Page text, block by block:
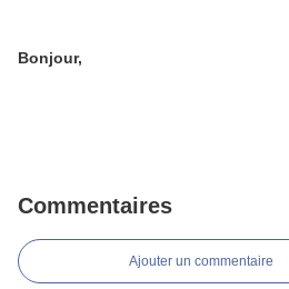
Bonjour,
Commentaires
Ajouter un commentaire